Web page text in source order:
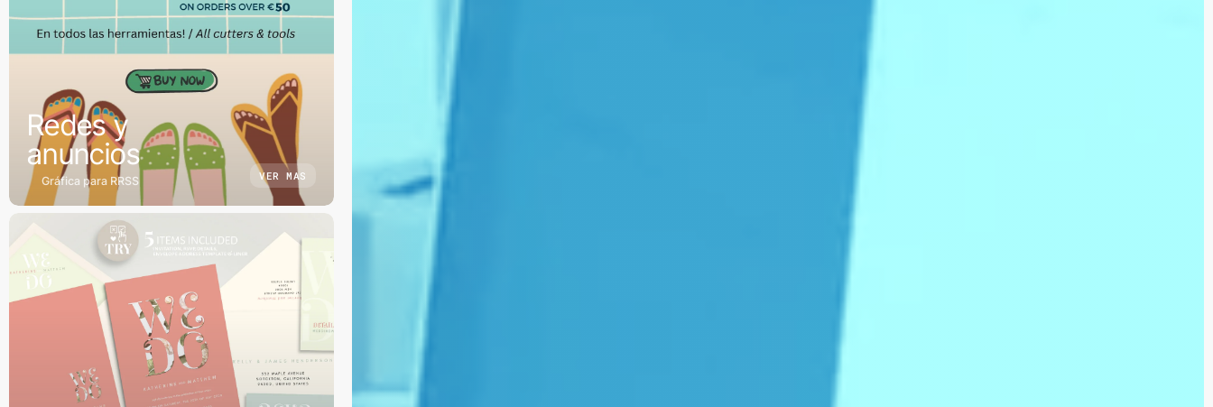
Redes y
anuncios
Gráfica para RRSS VER MAS